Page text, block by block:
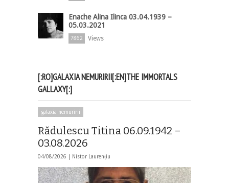
Enache Alina Ilinca 03.04.1939 –
05.03.2021
7862 Views
[:RO]GALAXIA NEMURIRII[:EN]THE IMMORTALS
GALLAXY[:]
galaxia nemuririi
Rădulescu Titina 06.09.1942 –
03.08.2026
04/08/2026 | Nistor Laurențiu